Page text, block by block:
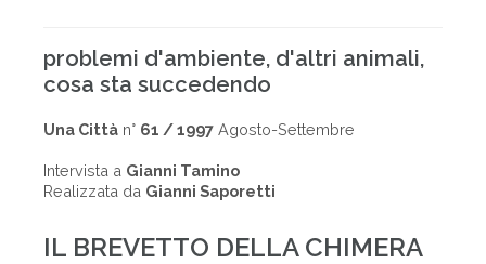
problemi d'ambiente, d'altri animali,
cosa sta succedendo
Una Città n° 61 / 1997 Agosto-Settembre
Intervista a Gianni Tamino
Realizzata da Gianni Saporetti
IL BREVETTO DELLA CHIMERA